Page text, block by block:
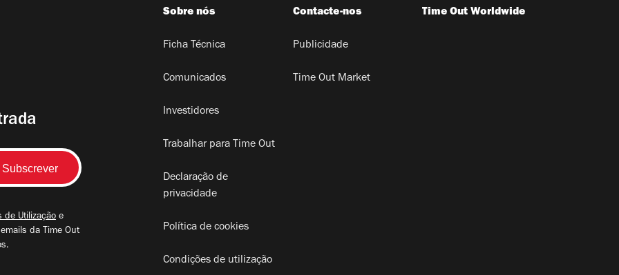
de Utilização e
da Time Out
Sobre nós
Ficha Técnica
Comunicados
Investidores
Trabalhar para Time Out
Declaração de
privacidade
Política de cookies
Condições de utilização
Contacte-nos
Publicidade
Time Out Market
Time Out Worldwide